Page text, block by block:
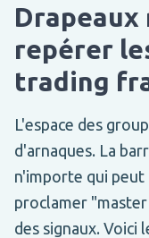
Drapeaux
repérer
trading
L'espace des
d'arnaques. La
n'importe qui peut
proclamer
des signaux. Voici